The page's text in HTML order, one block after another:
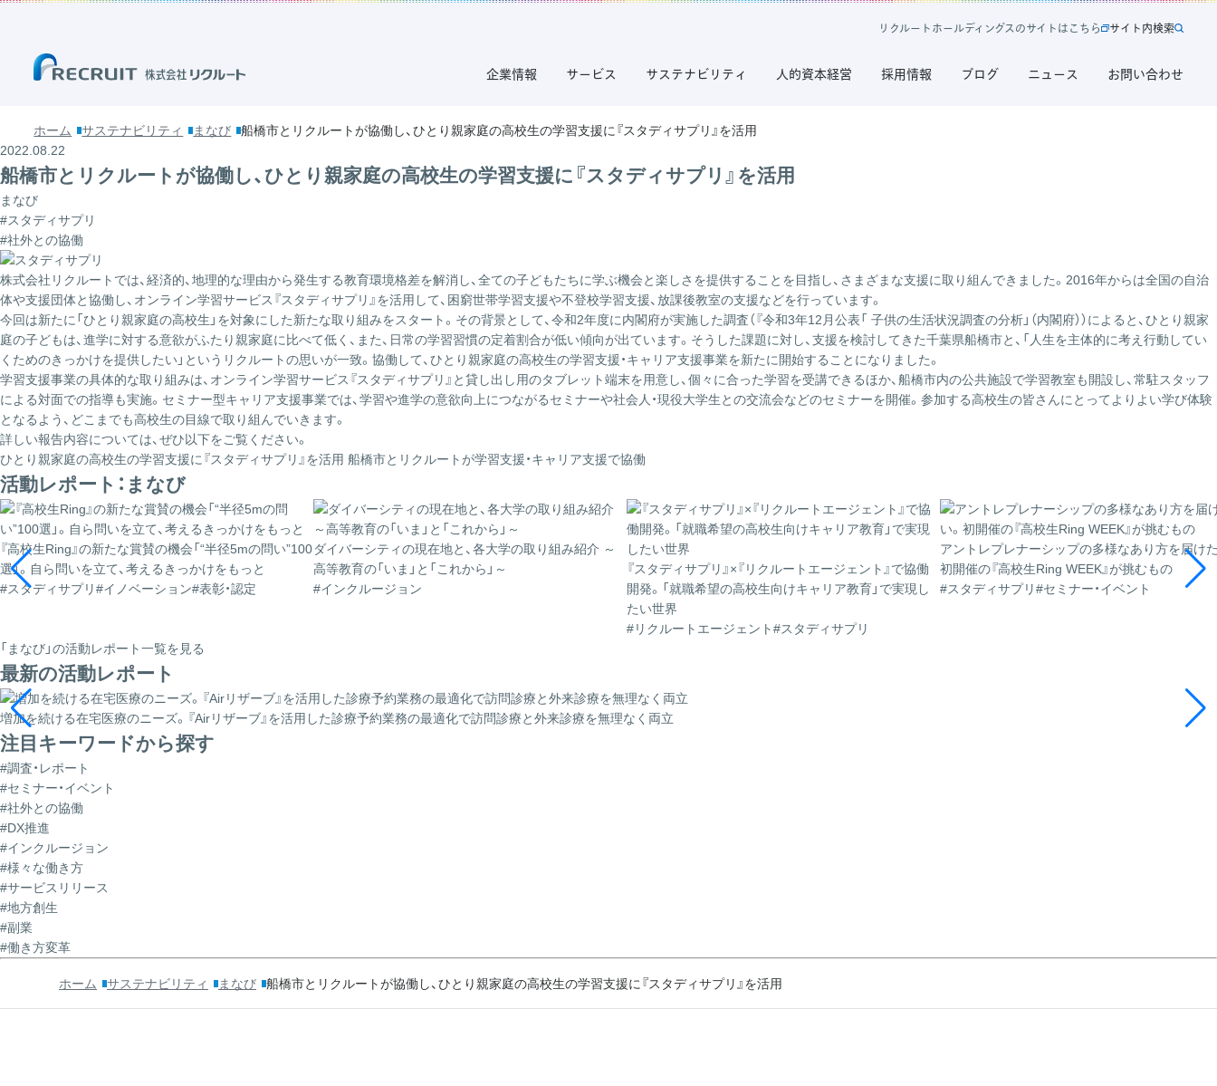
ホーム サステナビリティ まなび
船橋市とリクルートが協働し、ひとり親家庭の高校生の学習支援に『スタディサプリ』を活用
2022.08.22
船橋市とリクルートが協働し、ひとり親家庭の高校生の学習支援に『スタディサプリ』を活用
まなび
#スタディサプリ
#社外との協働
株式会社リクルートでは、経済的、地理的な理由から発生する教育環境格差を解消し、全ての子どもたちに学ぶ機会と楽しさを提供することを目指し、さまざまな支援に取り組んできました。2016年からは全国の自治
体や支援団体と協働し、オンライン学習サービス 『スタディサプリ』を活用して、困窮世帯学習支援や不登校学習支援、放課後教室の支援などを行っています。
今回は新たに「ひとり親家庭の高校生」を対象にした新たな取り組みをスタート。その背景として、令和2年度に内閣府が実施した調査（『令和3年12月公表「 子供の生活状況調査の分析」（内閣府） ）によると、ひとり親家
庭の子どもは、進学に対する意欲がふたり親家庭に比べて低く、また、日常の学習習慣の定着割合が低い傾向が出ています。そうした課題に対し、支援を検討してきた千葉県船橋市と、「人生を主体的に考え行動してい
くためのきっかけを提供したい」というリクルートの思いが一致。協働して、ひとり親家庭の高校生の学習支援・キャリア支援事業を新たに開始することになりました。
学習支援事業の具体的な取り組みは、オンライン学習サービス『スタディサプリ』と貸し出し用のタブレット端末を用意し、個々に合った学習を受講できるほか、船橋市内の公共施設で学習教室も開設し、常駐スタッフ
による対面での指導も実施。セミナー型キャリア支援事業では、学習や進学の意欲向上につながるセミナーや社会人・現役大学生との交流会などのセミナーを開催。参加する高校生の皆さんにとってよりよい学び体験
となるよう、どこまでも高校生の目線で取り組んでいきます。
詳しい報告内容については、ぜひ以下をご覧ください。
ひとり親家庭の高校生の学習支援に『スタディサプリ』を活用 船橋市とリクルートが学習支援・キャリア支援で協働
活動レポート：まなび
『高校生Ring』の新たな賞賛の機会「“半径5mの問い”100
選」。自ら問いを立て、考えるきっかけをもっと
#スタディサプリ#イノベーション#表彰・認定
ダイバーシティの現在地と、各大学の取り組み紹介 ～
高等教育の「いま」と「これから」～
#インクルージョン
『スタディサプリ』×『リクルートエージェント』で協働
開発。「就職希望の高校生向けキャリア教育」で実現し
たい世界
#リクルートエージェント#スタディサプリ
アントレプレナーシップの多様なあり方を届け
初開催の『高校生Ring WEEK』が挑むもの
#スタディサプリ#セミナー・イベント
「まなび」の活動レポート一覧を見る
最新の活動レポート
増加を続ける在宅医療のニーズ。『Airリザーブ』を活用した診療予約業務の最適化で訪問診療と外来診療を無理なく両立
注目キーワードから探す
#調査・レポート
#セミナー・イベント
#社外との協働
#DX推進
#インクルージョン
#様々な働き方
#サービスリリース
#地方創生
#副業
#働き方変革
ホーム サステナビリティ まなび 船橋市とリクルートが協働し、ひとり親家庭の高校生の学習支援に『スタディサプリ』を活用
新
タ
ホ
ル
デ
ィ
ン
グ
は
こ
ら
リ クルー トホールディ ングスのサイ トはこち ら サ
ト
サイ ト内検索
企業情報 サービス サステナビリティ 人的資本経営 採用情報 ブログ ニュース お問い合わせ